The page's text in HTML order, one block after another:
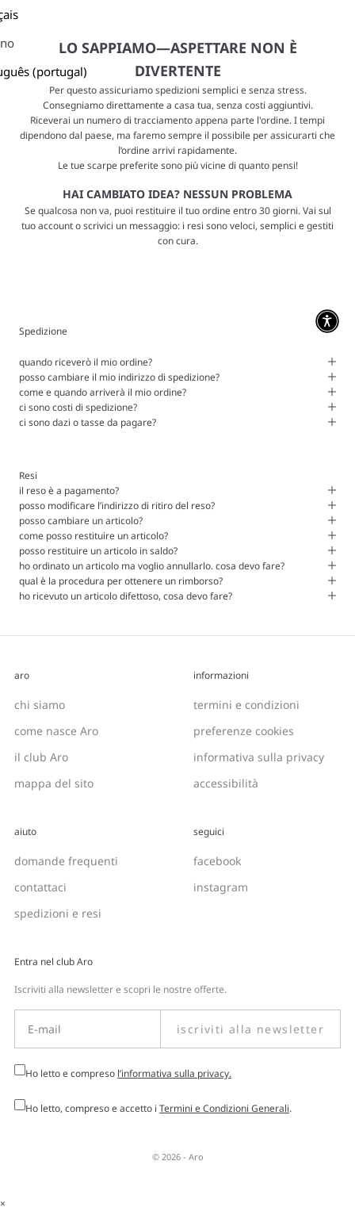
(portugal)
LO SAPPIAMO—ASPETTARE NON È
DIVERTENTE
Per questo assicuriamo spedizioni semplici e senza stress.
Consegniamo direttamente a casa tua, senza costi aggiuntivi.
Riceverai un numero di tracciamento appena parte l'ordine. I tempi
dipendono dal paese, ma faremo sempre il possibile per assicurarti che
l’ordine arrivi rapidamente.
Le tue scarpe preferite sono più vicine di quanto pensi!
HAI CAMBIATO IDEA? NESSUN PROBLEMA
Se qualcosa non va, puoi restituire il tuo ordine entro 30 giorni. Vai sul
tuo account o scrivici un messaggio: i resi sono veloci, semplici e gestiti
con cura.
Spedizione
quando riceverò il mio ordine?
posso cambiare il mio indirizzo di spedizione?
come e quando arriverà il mio ordine?
ci sono costi di spedizione?
ci sono dazi o tasse da pagare?
Resi
il reso è a pagamento?
posso modificare l’indirizzo di ritiro del reso?
posso cambiare un articolo?
come posso restituire un articolo?
posso restituire un articolo in saldo?
ho ordinato un articolo ma voglio annullarlo. cosa devo fare?
qual è la procedura per ottenere un rimborso?
ho ricevuto un articolo difettoso, cosa devo fare?
aro
chi siamo
come nasce Aro
il club Aro
mappa del sito
informazioni
termini e condizioni
preferenze cookies
informativa sulla privacy
accessibilità
aiuto
domande frequenti
contattaci
spedizioni e resi
seguici
facebook
instagram
Entra nel club Aro
Iscriviti alla newsletter e scopri le nostre offerte.
iscriviti alla newsletter
Ho letto e compreso l’informativa sulla privacy.
Ho letto, compreso e accetto i Termini e Condizioni Generali.
© 2026 - Aro
×